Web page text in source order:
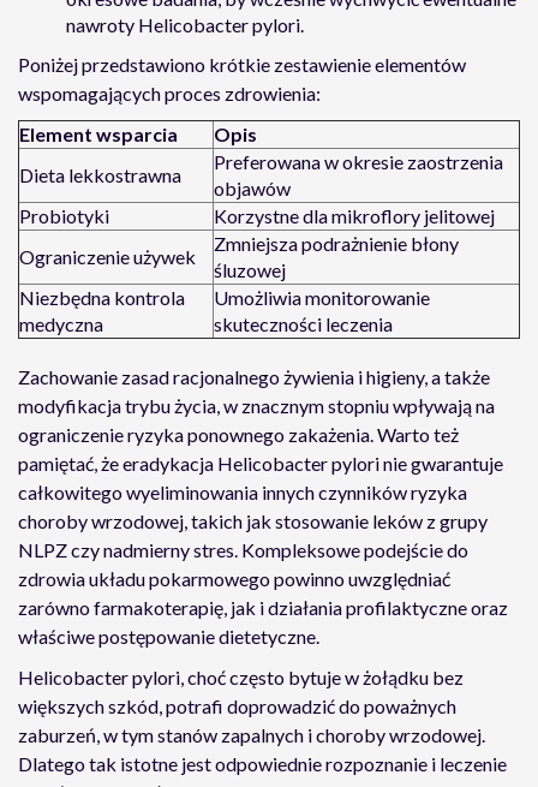
nawroty Helicobacter pylori.
Poniżej przedstawiono krótkie zestawienie elementów
wspomagających proces zdrowienia:
Element wsparcia
Opis
Dieta lekkostrawna
Preferowana w okresie zaostrzenia
objawów
Probiotyki
Korzystne dla mikroflory jelitowej
Ograniczenie używek
Zmniejsza podrażnienie błony
śluzowej
Niezbędna kontrola
medyczna
Umożliwia monitorowanie
skuteczności leczenia
Zachowanie zasad racjonalnego żywienia i higieny, a także
modyfikacja trybu życia, w znacznym stopniu wpływają na
ograniczenie ryzyka ponownego zakażenia. Warto też
pamiętać, że eradykacja Helicobacter pylori nie gwarantuje
całkowitego wyeliminowania innych czynników ryzyka
choroby wrzodowej, takich jak stosowanie leków z grupy
NLPZ czy nadmierny stres. Kompleksowe podejście do
zdrowia układu pokarmowego powinno uwzględniać
zarówno farmakoterapię, jak i działania profilaktyczne oraz
właściwe postępowanie dietetyczne.
Helicobacter pylori, choć często bytuje w żołądku bez
większych szkód, potrafi doprowadzić do poważnych
zaburzeń, w tym stanów zapalnych i choroby wrzodowej.
Dlatego tak istotne jest odpowiednie rozpoznanie i leczenie